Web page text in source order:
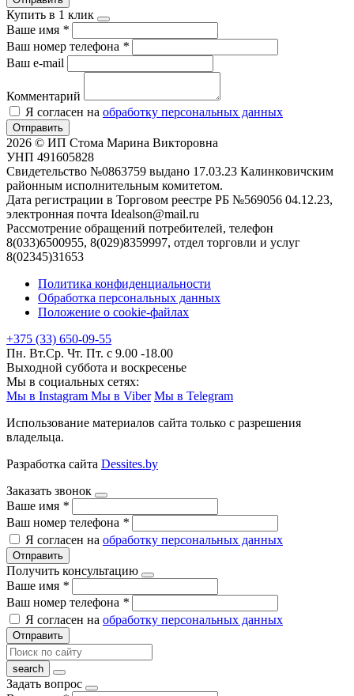
Купить в 1 клик
Ваше имя *
Ваш номер телефона *
Ваш e-mail
Комментарий
Я согласен на обработку персональных данных
Отправить
2026 © ИП Стома Марина Викторовна
УНП 491605828
Свидетельство №0863759 выдано 17.03.23 Калинковичским
районным исполнительным комитетом.
Дата регистрации в Торговом реестре РБ №569056 04.12.23,
электронная почта Idealson@mail.ru
Рассмотрение обращений потребителей, телефон
8(033)6500955, 8(029)8359997, отдел торговли и услуг
8(02345)31653
Политика конфиденциальности
Обработка персональных данных
Положение о cookie-файлах
+375 (33) 650-09-55
Пн. Вт.Ср. Чт. Пт. с 9.00 -18.00
Выходной суббота и воскресенье
Мы в социальных сетях:
Мы в Instagram Мы в Viber Мы в Telegram
Использование материалов сайта только с разрешения
владельца.
Разработка сайта Dessites.by
Заказать звонок
Ваше имя *
Ваш номер телефона *
Я согласен на обработку персональных данных
Отправить
Получить консультацию
Ваше имя *
Ваш номер телефона *
Я согласен на обработку персональных данных
Отправить
Задать вопрос